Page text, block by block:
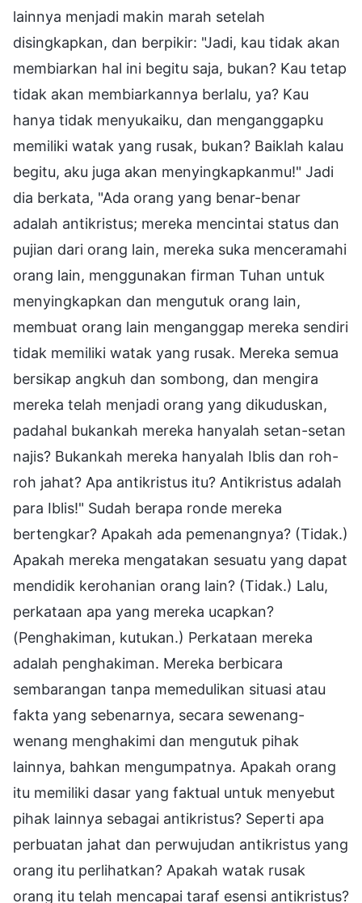
lainnya menjadi makin marah setelah
disingkapkan, dan berpikir: "Jadi, kau tidak akan
membiarkan hal ini begitu saja, bukan? Kau tetap
tidak akan membiarkannya berlalu, ya? Kau
hanya tidak menyukaiku, dan menganggapku
memiliki watak yang rusak, bukan? Baiklah kalau
begitu, aku juga akan menyingkapkanmu!" Jadi
dia berkata, "Ada orang yang benar-benar
adalah antikristus; mereka mencintai status dan
pujian dari orang lain, mereka suka menceramahi
orang lain, menggunakan firman Tuhan untuk
menyingkapkan dan mengutuk orang lain,
membuat orang lain menganggap mereka sendiri
tidak memiliki watak yang rusak. Mereka semua
bersikap angkuh dan sombong, dan mengira
mereka telah menjadi orang yang dikuduskan,
padahal bukankah mereka hanyalah setan-setan
najis? Bukankah mereka hanyalah Iblis dan roh-
roh jahat? Apa antikristus itu? Antikristus adalah
para Iblis!" Sudah berapa ronde mereka
bertengkar? Apakah ada pemenangnya? (Tidak.)
Apakah mereka mengatakan sesuatu yang dapat
mendidik kerohanian orang lain? (Tidak.) Lalu,
perkataan apa yang mereka ucapkan?
(Penghakiman, kutukan.) Perkataan mereka
adalah penghakiman. Mereka berbicara
sembarangan tanpa memedulikan situasi atau
fakta yang sebenarnya, secara sewenang-
wenang menghakimi dan mengutuk pihak
lainnya, bahkan mengumpatnya. Apakah orang
itu memiliki dasar yang faktual untuk menyebut
pihak lainnya sebagai antikristus? Seperti apa
perbuatan jahat dan perwujudan antikristus yang
orang itu perlihatkan? Apakah watak rusak
orang itu telah mencapai taraf esensi antikristus?